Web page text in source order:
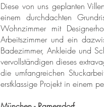
Diese von uns geplanten
einem durchdachten
Wohnzimmer mit
Arbeitszimmer und ein
Badezimmer, Ankleide und
vervollständigen dieses
die umfangreichen
erstklassige Projekt in einem